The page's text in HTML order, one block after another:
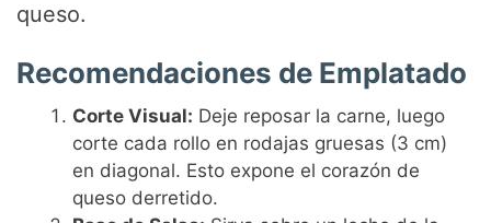
queso.
Recomendaciones de Emplatado
Corte Visual: Deje reposar la carne, luego
corte cada rollo en rodajas gruesas (3 cm)
en diagonal. Esto expone el corazón de
queso derretido.